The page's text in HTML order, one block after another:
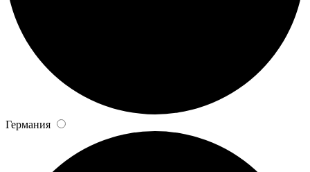
Германия